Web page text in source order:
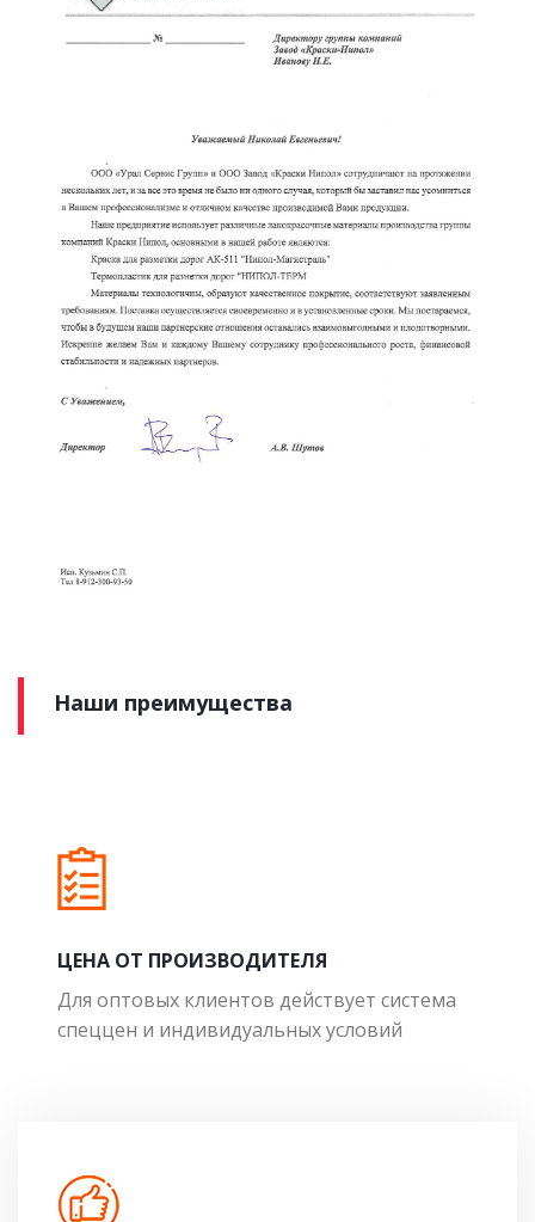
Наши преимущества
ЦЕНА ОТ ПРОИЗВОДИТЕЛЯ
Для оптовых клиентов действует система
спеццен и индивидуальных условий